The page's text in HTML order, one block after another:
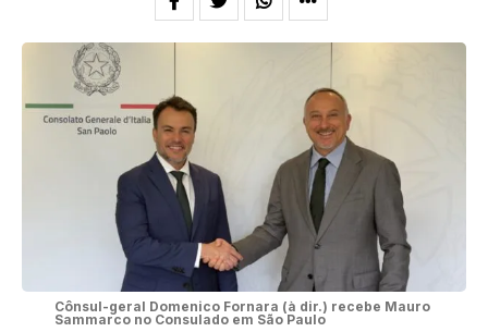
Cônsul-geral Domenico Fornara (à dir.) recebe Mauro
Sammarco no Consulado em São Paulo